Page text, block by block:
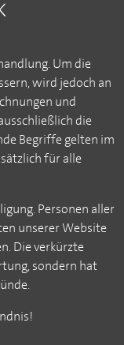
Um die
wird jedoch an
und
die
Begriffe gelten im
für alle
Personen aller
unserer Website
Die verkürzte
sondern hat